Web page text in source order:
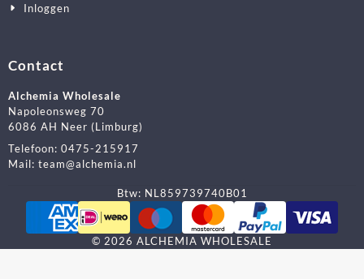
Inloggen
Contact
Alchemia Wholesale
Napoleonsweg 70
6086 AH Neer (Limburg)
Telefoon: 0475-215917
Mail: team@alchemia.nl
Btw: NL859739740B01
© 2026 ALCHEMIA WHOLESALE